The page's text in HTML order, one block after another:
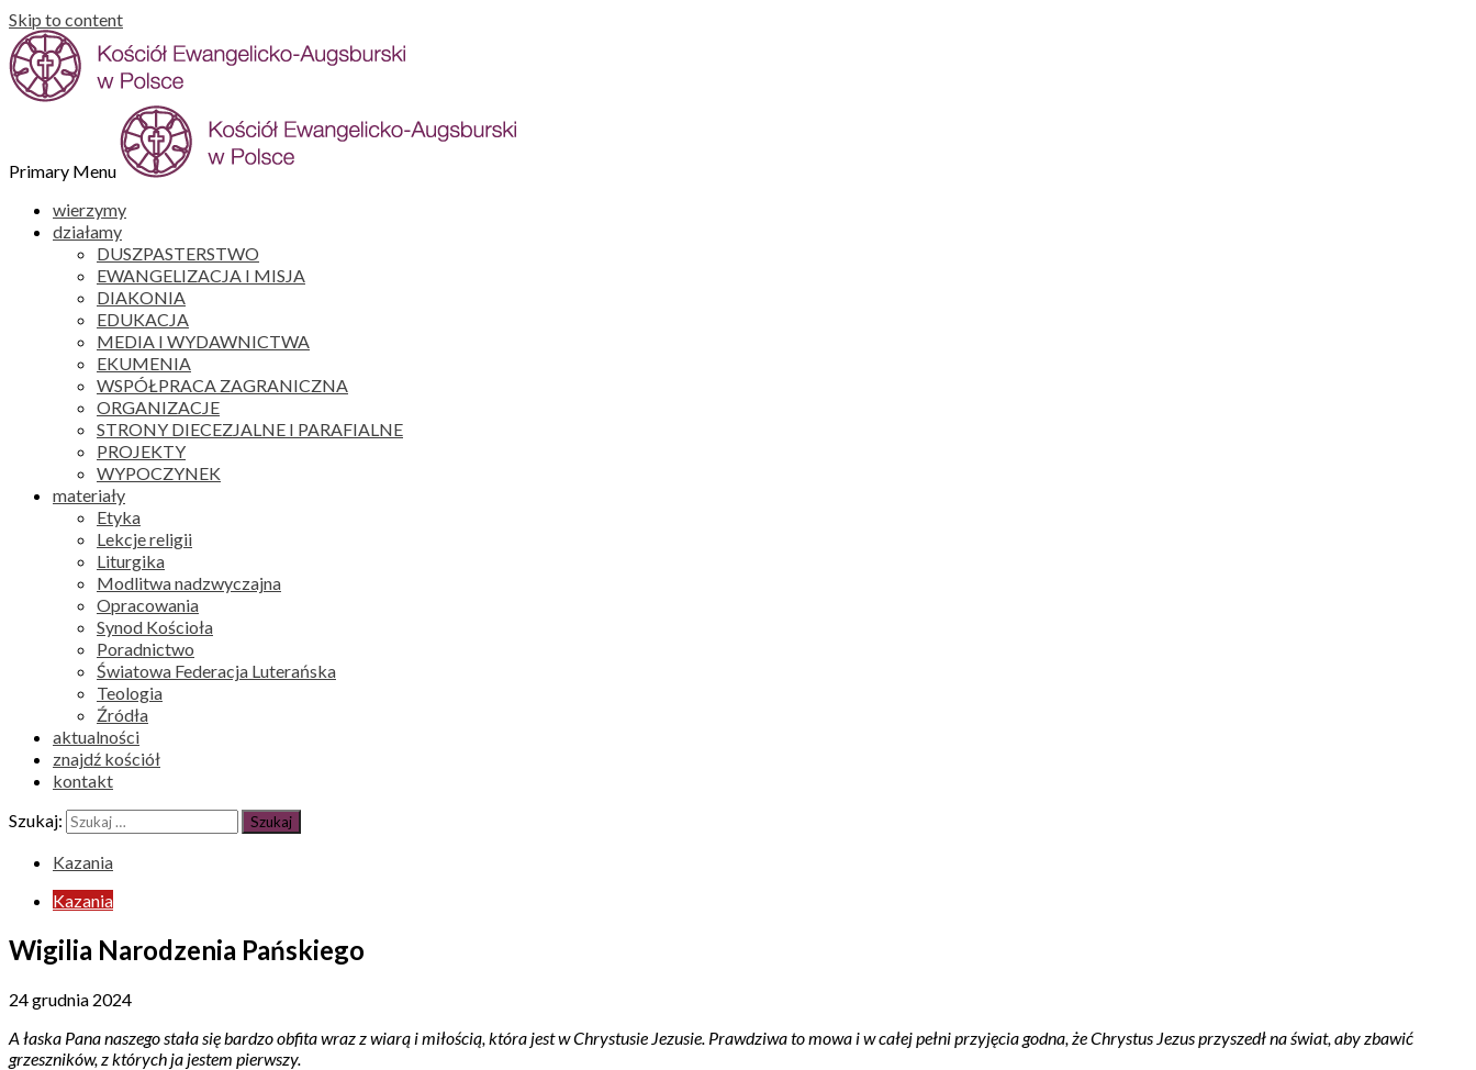
Skip to content
Primary Menu
wierzymy
działamy
DUSZPASTERSTWO
EWANGELIZACJA I MISJA
DIAKONIA
EDUKACJA
MEDIA I WYDAWNICTWA
EKUMENIA
WSPÓŁPRACA ZAGRANICZNA
ORGANIZACJE
STRONY DIECEZJALNE I PARAFIALNE
PROJEKTY
WYPOCZYNEK
materiały
Etyka
Lekcje religii
Liturgika
Modlitwa nadzwyczajna
Opracowania
Synod Kościoła
Poradnictwo
Światowa Federacja Luterańska
Teologia
Źródła
aktualności
znajdź kościół
kontakt
Szukaj:
Kazania
Kazania
Wigilia Narodzenia Pańskiego
24 grudnia 2024
A łaska Pana naszego stała się bardzo obfita wraz z wiarą i miłością, która jest w Chrystusie Jezusie. Prawdziwa to mowa i w całej pełni przyjęcia godna, że Chrystus Jezus przyszedł na świat, aby zbawić
grzeszników, z których ja jestem pierwszy.